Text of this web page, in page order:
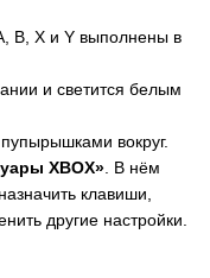
B, X и Y выполнены в
и светится белым
пупырышками вокруг.
XBOX» . В нём
клавиши,
другие настройки.